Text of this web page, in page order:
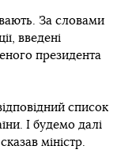
За словами
введені
президента
список
І будемо далі
міністр.